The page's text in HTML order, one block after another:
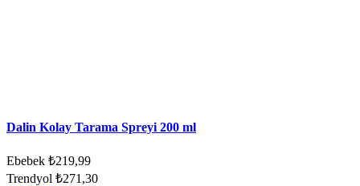
Dalin Kolay Tarama Spreyi 200 ml
Ebebek ₺219,99
Trendyol ₺271,30